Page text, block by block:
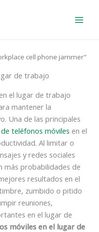
cell phone jammer"
de trabajo
el lugar de trabajo
mantener la
Una de las principales
teléfonos móviles en el
Al limitar o
y redes sociales
más probabilidades de
resultados en el
zumbido o pitido
reuniones,
en el lugar de
móviles en el lugar de